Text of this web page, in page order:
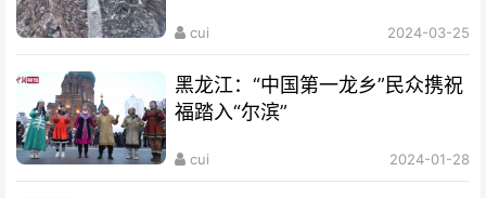
cui 2024-03-25
黑龙江：“中国第一龙乡”民众携祝
福踏入“尔滨”
cui 2024-01-28